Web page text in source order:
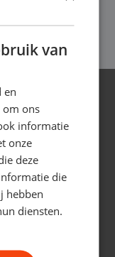
kies jij?
van
van
en
om ons
informatie
onze
deze
die
hebben
diensten.